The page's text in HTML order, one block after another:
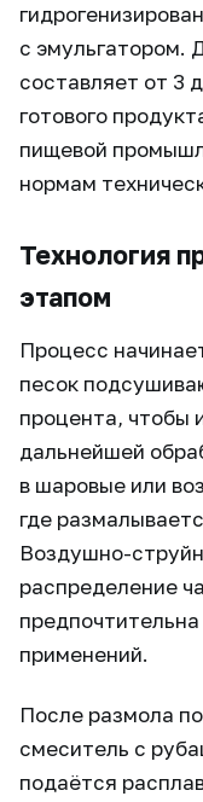
с эмульгатором.
составляет от 3
готового
пищевой
нормам
Технология
этапом
Процесс
песок
процента, чтобы
дальнейшей
в шаровые или
где
Воздушно-
распределение
применений.
После размола
смеситель с
подаётся